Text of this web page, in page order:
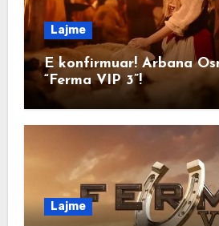
Lajme
E konfirmuar! Arbana
“Ferma VIP 3”!
Lajme